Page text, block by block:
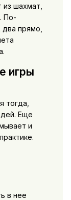
шахмат,
По-
прямо,
игры
тогда,
Еще
и
в нее